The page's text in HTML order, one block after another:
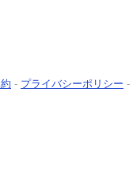
- プライバシーポリシー -